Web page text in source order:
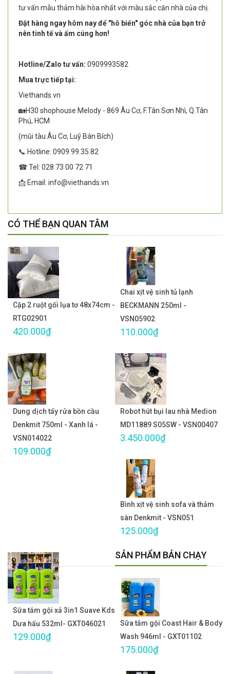
tư vấn mẫu thảm hài hòa nhất với màu sắc căn nhà của chị.
Đặt hàng ngay hôm nay để "hô biến" góc nhà của bạn trở
nên tinh tế và ấm cúng hơn!
Hotline/Zalo tư vấn: 0909993582
Mua trực tiếp tại:
Viethands.vn
🏡H30 shophouse Melody - 869 Âu Cơ, F.Tân Sơn Nhì, Q.Tân
Phú, HCM
(mũi tàu Âu Cơ, Luỹ Bán Bích)
📞 Hotline: 0909.99.35.82
☎ Tel: 028 73 00 72 71
📩 Email: info@viethands.vn
CÓ THỂ BẠN QUAN TÂM
Cặp 2 ruột gối lụa tơ 48x74cm -
RTG02901
420.000₫
Chai xịt vệ sinh tủ lạnh
BECKMANN 250ml -
VSN05902
110.000₫
Dung dịch tẩy rửa bồn cầu
Denkmit 750ml - Xanh lá -
VSN014022
109.000₫
Robot hút bụi lau nhà Medion
MD11889 S05SW - VSN00407
3.450.000₫
Bình xịt vệ sinh sofa và thảm
sàn Denkmit - VSN051
125.000₫
Sữa tắm gội xả 3in1 Suave Kds
Dưa hấu 532ml- GXT046021
129.000₫
SẢN PHẨM BÁN CHẠY
Sữa tắm gội Coast Hair & Body
Wash 946ml - GXT01102
175.000₫